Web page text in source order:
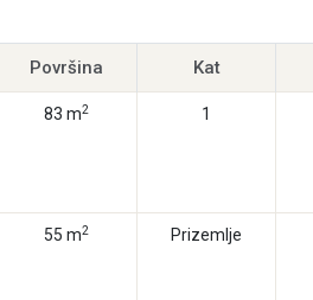
Površina Kat
83 m2 1
55 m2 Prizemlje